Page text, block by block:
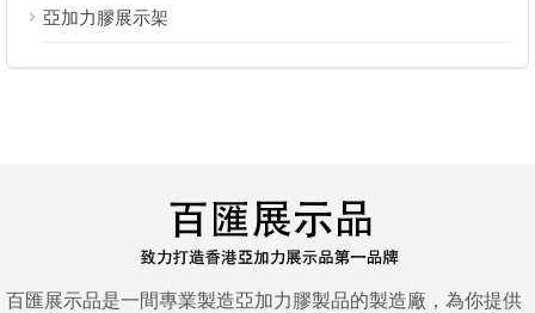
亞加力膠展示架
百匯展示品是一間專業製造亞加力膠製品的製造廠，為你提供